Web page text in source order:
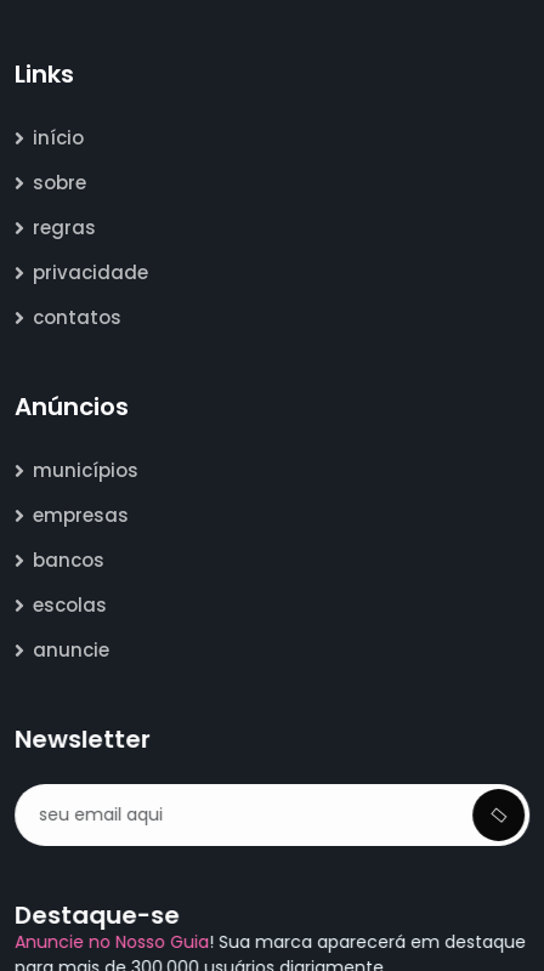
Links
início
sobre
regras
privacidade
contatos
Anúncios
municípios
empresas
bancos
escolas
anuncie
Newsletter
Destaque-se
Anuncie no Nosso Guia! Sua marca aparecerá em destaque